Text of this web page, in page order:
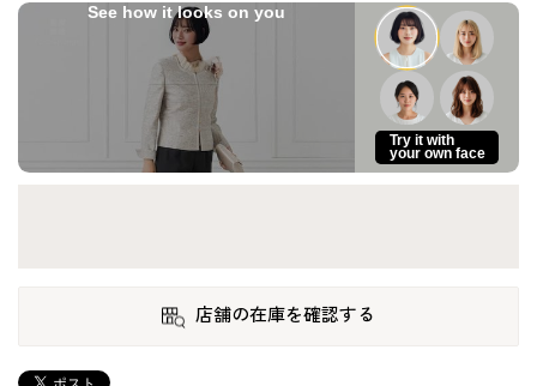
See how it looks on you
Try it with
your own face
店舗の在庫を確認する